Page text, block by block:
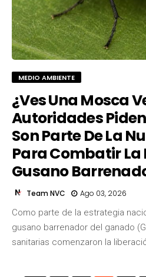
MEDIO AMBIENTE
¿Ves Una Mosca
Autoridades
Son Parte De La
Para Combatir La
Gusano
Team NVC Ago 03, 2026
Como parte de la estrategia
gusano barrenador del ganado
sanitarias comenzaron la